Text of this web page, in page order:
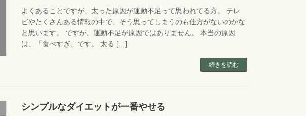
よくあることですが、太った原因が運動不足って思われてる方。 テレ
ビやたくさんある情報の中で、そう思ってしまうのも仕方がないのかな
と思います。 ですが、運動不足が原因ではありません。 本当の原因
は、「食べすぎ」です。 太る […]
続きを読む
シンプルなダイエットが一番やせる